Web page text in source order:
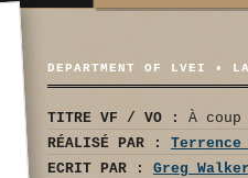
DEPARTMENT OF LVEI •
TITRE VF / VO :
À
RÉALISÉ PAR :
Terrence
ECRIT PAR :
Greg Walker